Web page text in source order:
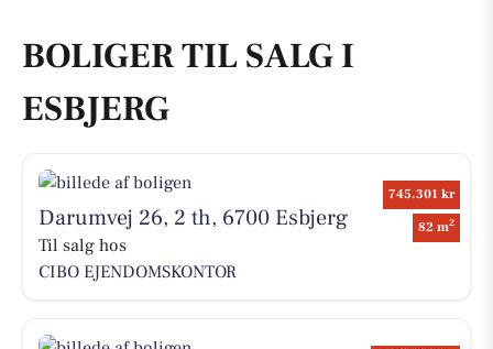
BOLIGER TIL SALG I
ESBJERG
745.301 kr
82 m2
Darumvej 26, 2 th, 6700 Esbjerg
Til salg hos
CIBO EJENDOMSKONTOR